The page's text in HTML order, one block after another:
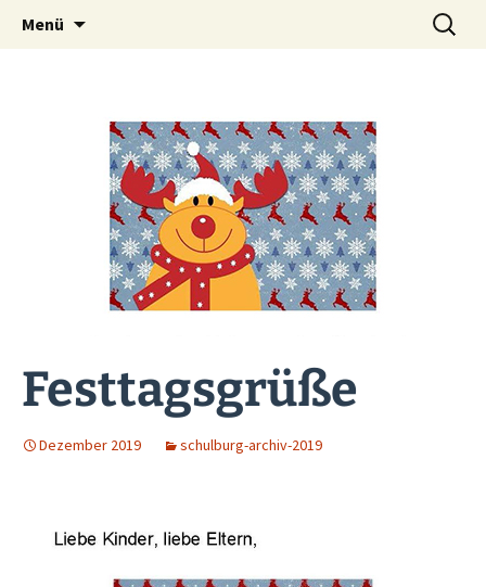
Grundschule auf
Feld
Menü
Inhalt
Suche
nach:
Festtagsgrüße
Dezember 2019 schulburg-archiv-2019